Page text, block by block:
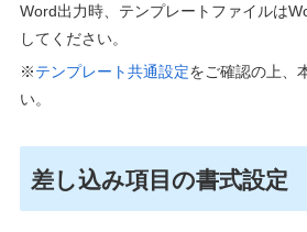
Word出力時、テンプレートファイルは
してください。
※テンプレート共通設定をご確認の上、
い。
差し込み項目の書式設定